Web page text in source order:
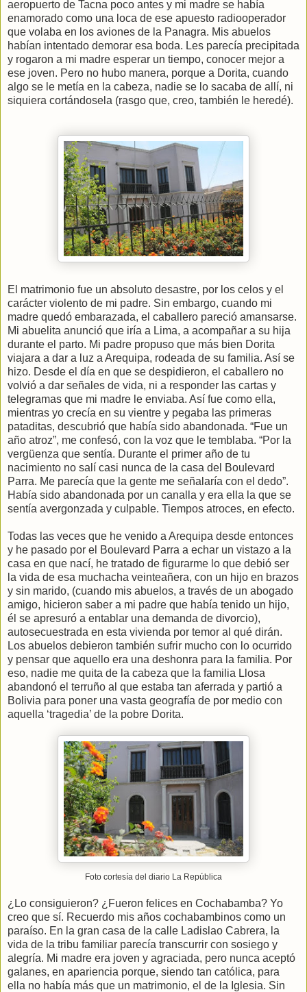
aeropuerto de Tacna poco antes y mi madre se había
enamorado como una loca de ese apuesto radiooperador
que volaba en los aviones de la Panagra. Mis abuelos
habían intentado demorar esa boda. Les parecía precipitada
y rogaron a mi madre esperar un tiempo, conocer mejor a
ese joven. Pero no hubo manera, porque a Dorita, cuando
algo se le metía en la cabeza, nadie se lo sacaba de allí, ni
siquiera cortándosela (rasgo que, creo, también le heredé).
El matrimonio fue un absoluto desastre, por los celos y el
carácter violento de mi padre. Sin embargo, cuando mi
madre quedó embarazada, el caballero pareció amansarse.
Mi abuelita anunció que iría a Lima, a acompañar a su hija
durante el parto. Mi padre propuso que más bien Dorita
viajara a dar a luz a Arequipa, rodeada de su familia. Así se
hizo. Desde el día en que se despidieron, el caballero no
volvió a dar señales de vida, ni a responder las cartas y
telegramas que mi madre le enviaba. Así fue como ella,
mientras yo crecía en su vientre y pegaba las primeras
pataditas, descubrió que había sido abandonada. “Fue un
año atroz”, me confesó, con la voz que le temblaba. “Por la
vergüenza que sentía. Durante el primer año de tu
nacimiento no salí casi nunca de la casa del Boulevard
Parra. Me parecía que la gente me señalaría con el dedo”.
Había sido abandonada por un canalla y era ella la que se
sentía avergonzada y culpable. Tiempos atroces, en efecto.
Todas las veces que he venido a Arequipa desde entonces
y he pasado por el Boulevard Parra a echar un vistazo a la
casa en que nací, he tratado de figurarme lo que debió ser
la vida de esa muchacha veinteañera, con un hijo en brazos
y sin marido, (cuando mis abuelos, a través de un abogado
amigo, hicieron saber a mi padre que había tenido un hijo,
él se apresuró a entablar una demanda de divorcio),
autosecuestrada en esta vivienda por temor al qué dirán.
Los abuelos debieron también sufrir mucho con lo ocurrido
y pensar que aquello era una deshonra para la familia. Por
eso, nadie me quita de la cabeza que la familia Llosa
abandonó el terruño al que estaba tan aferrada y partió a
Bolivia para poner una vasta geografía de por medio con
aquella ‘tragedia’ de la pobre Dorita.
Foto cortesía del diario La República
¿Lo consiguieron? ¿Fueron felices en Cochabamba? Yo
creo que sí. Recuerdo mis años cochabambinos como un
paraíso. En la gran casa de la calle Ladislao Cabrera, la
vida de la tribu familiar parecía transcurrir con sosiego y
alegría. Mi madre era joven y agraciada, pero nunca aceptó
galanes, en apariencia porque, siendo tan católica, para
ella no había más que un matrimonio, el de la Iglesia. Sin